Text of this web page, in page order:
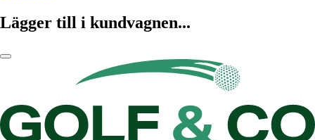
Lägger till i kundvagnen...